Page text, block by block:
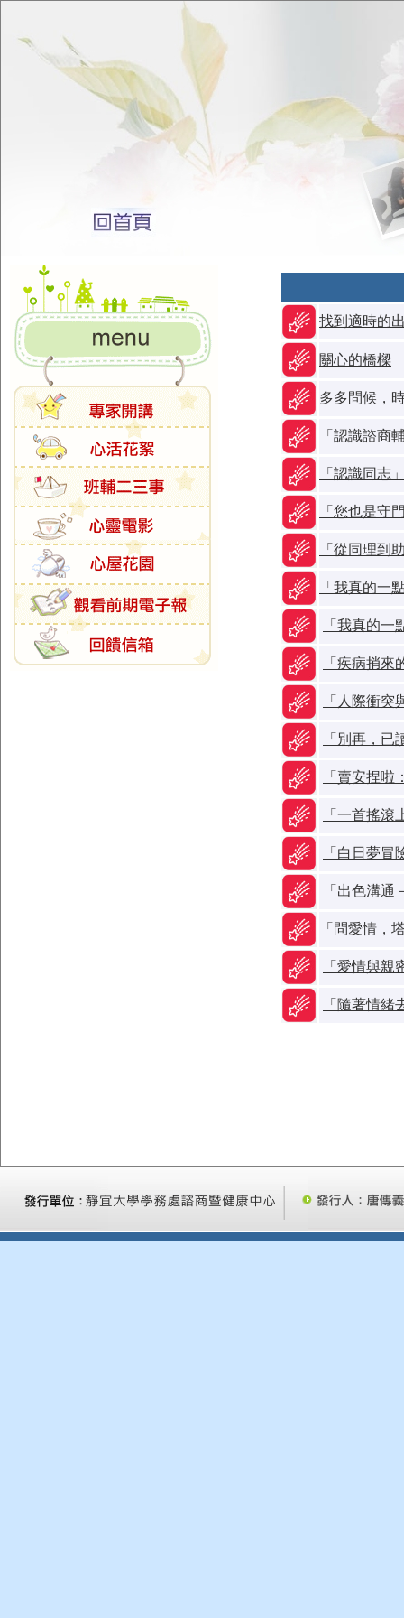
找到適時的
關心的橋樑
多多問候，
「認識諮商
「認識同志
「您也是守
「從同理到
「我真的一
「我真的
「疾病捎來
「人際衝突
「別再，
「賣安捏
「一首搖
「白日夢
「出色溝
「問愛情，
「愛情與親
「隨著情緒